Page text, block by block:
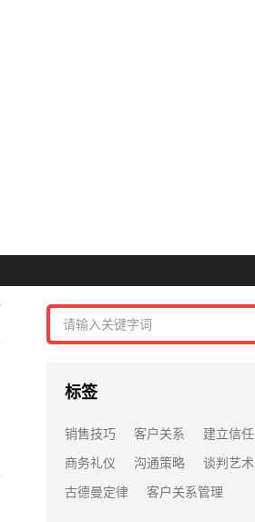
标签
销售技巧 客户关系
建立信任
商务礼仪
沟通策略
谈判艺术
古德曼定律
客户关系管理